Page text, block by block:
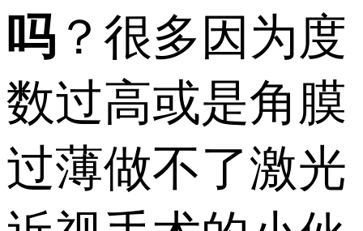
吗 ？很多因为度
数过高或是角膜
过薄做不了激光